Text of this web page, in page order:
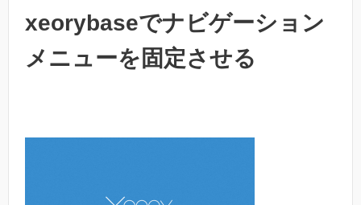
xeorybaseでナビゲーション
メニューを固定させる